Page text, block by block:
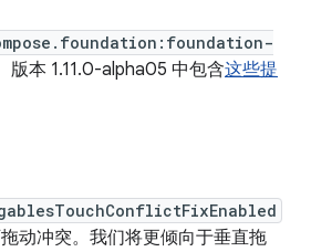
版本 1.11.0-alpha05 中包含这些提
动冲突。我们将更倾向于垂直拖